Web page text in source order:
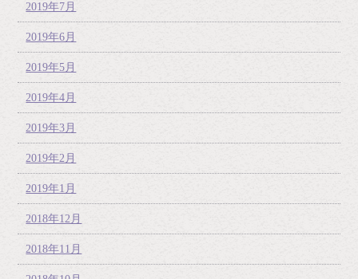
2019年7月
2019年6月
2019年5月
2019年4月
2019年3月
2019年2月
2019年1月
2018年12月
2018年11月